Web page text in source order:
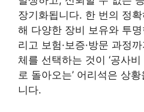
장기화됩니다. 한 번의 정
해 다양한 장비 보유와 투
리고 보험·보증·방문 과정
체를 선택하는 것이 ‘공사
로 돌아오는’ 어리석은 상
니다.